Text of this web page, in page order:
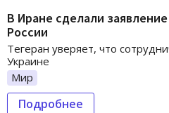
В Иране сделали
России
Тегеран уверяет, что
Украине
Мир
Подробнее